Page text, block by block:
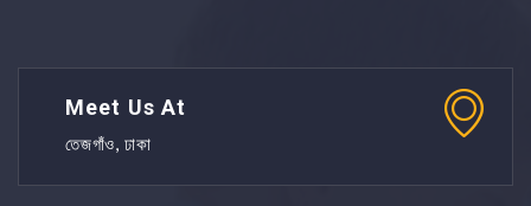
Meet Us At
তেজগাঁও, ঢাকা